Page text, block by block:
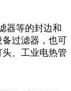
器等的封边和
过滤器，也可
、工业电热管